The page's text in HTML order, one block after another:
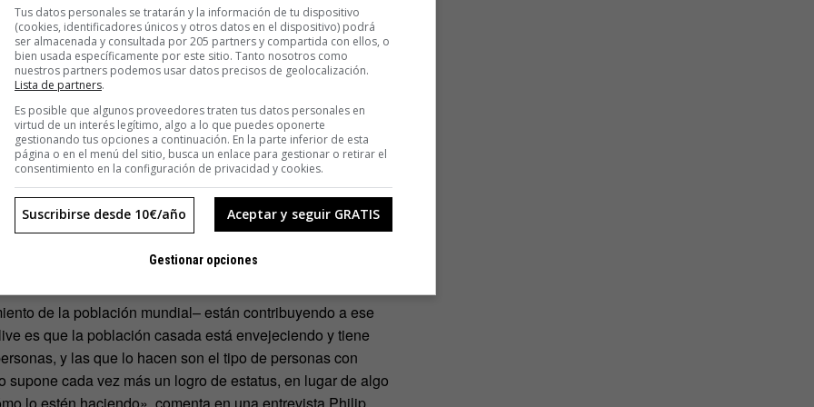
evidencia».
de divorcios está descendiendo rápidamente en muchos
En España, por ejemplo –uno de los países europeos con
disminuyó un 19% entre 2006 y 2015, según datos del
ni tan siquiera eso) sin papeles de por medio. Y otras
No quieren ver ni en pintura eso que llaman
de la población mundial– están contribuyendo a ese
es que la población casada está envejeciendo y tiene
y las que lo hacen son el tipo de personas con
cada vez más un logro de estatus, en lugar de algo
lo estén haciendo», comenta en una entrevista Philip
Tus datos personales se tratarán y la información de tu dispositivo
(cookies, identificadores únicos y otros datos en el dispositivo) podrá
ser almacenada y consultada por 205 partners y compartida con ellos, o
bien usada específicamente por este sitio. Tanto nosotros como
nuestros partners podemos usar datos precisos de geolocalización.
Lista de partners.
Es posible que algunos proveedores traten tus datos personales en
virtud de un interés legítimo, algo a lo que puedes oponerte
gestionando tus opciones a continuación. En la parte inferior de esta
página o en el menú del sitio, busca un enlace para gestionar o retirar el
consentimiento en la configuración de privacidad y cookies.
Aceptar y seguir GRATIS
Suscribirse desde 10€/año
Gestionar opciones